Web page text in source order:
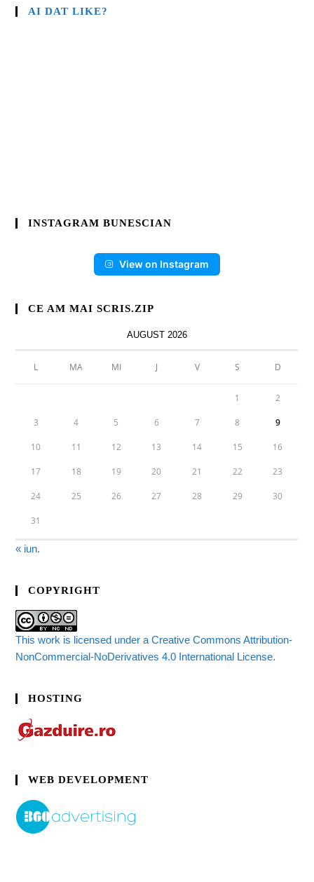
AI DAT LIKE?
INSTAGRAM BUNESCIAN
View on Instagram
CE AM MAI SCRIS.ZIP
AUGUST 2026
L MA MI J V S D
1 2
3 4 5 6 7 8 9
10 11 12 13 14 15 16
17 18 19 20 21 22 23
24 25 26 27 28 29 30
31
« iun.
COPYRIGHT
This work is licensed under a Creative Commons Attribution-
NonCommercial-NoDerivatives 4.0 International License.
HOSTING
WEB DEVELOPMENT